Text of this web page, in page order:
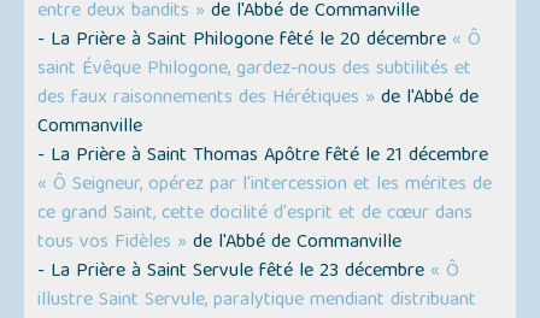
entre deux bandits » de l'Abbé de Commanville
- La Prière à Saint Philogone fêté le 20 décembre « Ô
saint Évêque Philogone, gardez-nous des subtilités et
des faux raisonnements des Hérétiques » de l'Abbé de
Commanville
- La Prière à Saint Thomas Apôtre fêté le 21 décembre
« Ô Seigneur, opérez par l'intercession et les mérites de
ce grand Saint, cette docilité d'esprit et de cœur dans
tous vos Fidèles » de l'Abbé de Commanville
- La Prière à Saint Servule fêté le 23 décembre « Ô
illustre Saint Servule, paralytique mendiant distribuant